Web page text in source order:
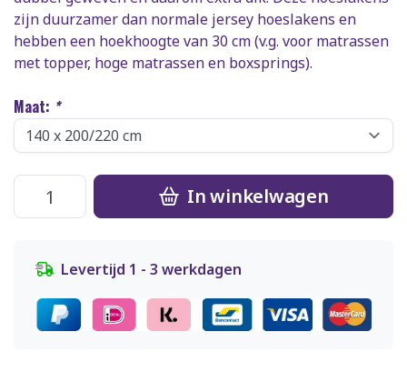
zijn duurzamer dan normale jersey hoeslakens en
hebben een hoekhoogte van 30 cm (v.g. voor matrassen
met topper, hoge matrassen en boxsprings).
Maat: *
In winkelwagen
Levertijd 1 - 3 werkdagen